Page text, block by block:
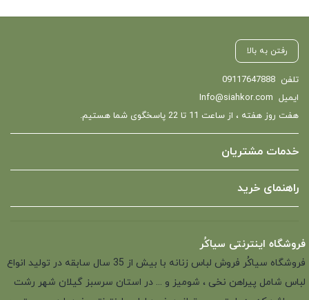
رفتن به بالا
تلفن 09117647888
ایمیل Info@siahkor.com
هفت روز هفته ، از ساعت 11 تا 22 پاسخگوی شما هستیم.
خدمات مشتریان
راهنمای خرید
فروشگاه اینترنتی سیاکُر
فروشگاه سیاکُر فروش لباس زنانه با بیش از 35 سال سابقه در تولید انواع
لباس شامل پیراهن نخی ، شومیز و ... در استان سرسبز گیلان شهر رشت